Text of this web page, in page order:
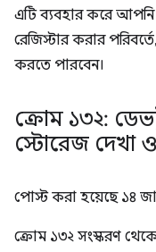
এটি ব্যবহার করে আপনি
রেজিস্টার করার
করতে পারবেন।
ক্রোম ১৩২:
স্টোরেজ দেখা
পোস্ট করা হয়েছে১৪
ক্রোম ১৩২ সংস্করণ